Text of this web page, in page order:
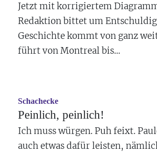
Jetzt mit korrigiertem
Redaktion bittet um
Geschichte kommt von ganz
führt von Montreal bis...
Schachecke
Peinlich, peinlich!
Ich muss würgen. Puh feixt.
auch etwas dafür leisten,